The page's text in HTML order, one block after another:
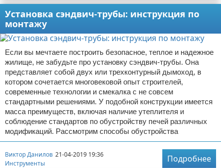
Установка сэндвич-трубы: инструкция по
монтажу
Если вы мечтаете построить безопасное, теплое и надежное
жилище, не забудьте про установку сэндвич-трубы. Она
представляет собой двух или трехконтурный дымоход, в
котором сочетается многовековой опыт строителей,
современные технологии и смекалка с не совсем
стандартными решениями. У подобной конструкции имеется
масса преимуществ, включая наличие утеплителя и
соблюдение стандартов по обустройству печей различных
модификаций. Рассмотрим способы обустройства
Виктор Данилов 21-04-2019 19:36
Инструменты
Подробнее